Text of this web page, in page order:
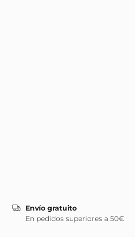
Envío gratuito
En pedidos superiores a 50€